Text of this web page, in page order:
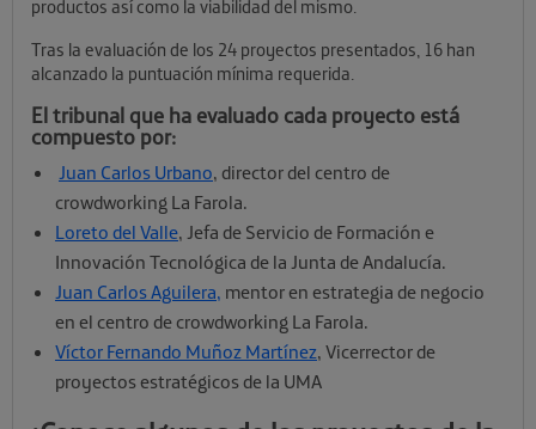
productos así como la viabilidad del mismo.
Tras la evaluación de los 24 proyectos presentados, 16 han
alcanzado la puntuación mínima requerida.
El tribunal que ha evaluado cada proyecto está
compuesto por:
Juan Carlos Urbano, director del centro de
crowdworking La Farola.
Loreto del Valle, Jefa de Servicio de Formación e
Innovación Tecnológica de la Junta de Andalucía.
Juan Carlos Aguilera, mentor en estrategia de negocio
en el centro de crowdworking La Farola.
Víctor Fernando Muñoz Martínez, Vicerrector de
proyectos estratégicos de la UMA